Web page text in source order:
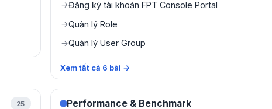
→Đăng ký tài khoản FPT Console Portal
→Quản lý Role
→Quản lý User Group
Xem tất cả 6 bài →
25 Performance & Benchmark